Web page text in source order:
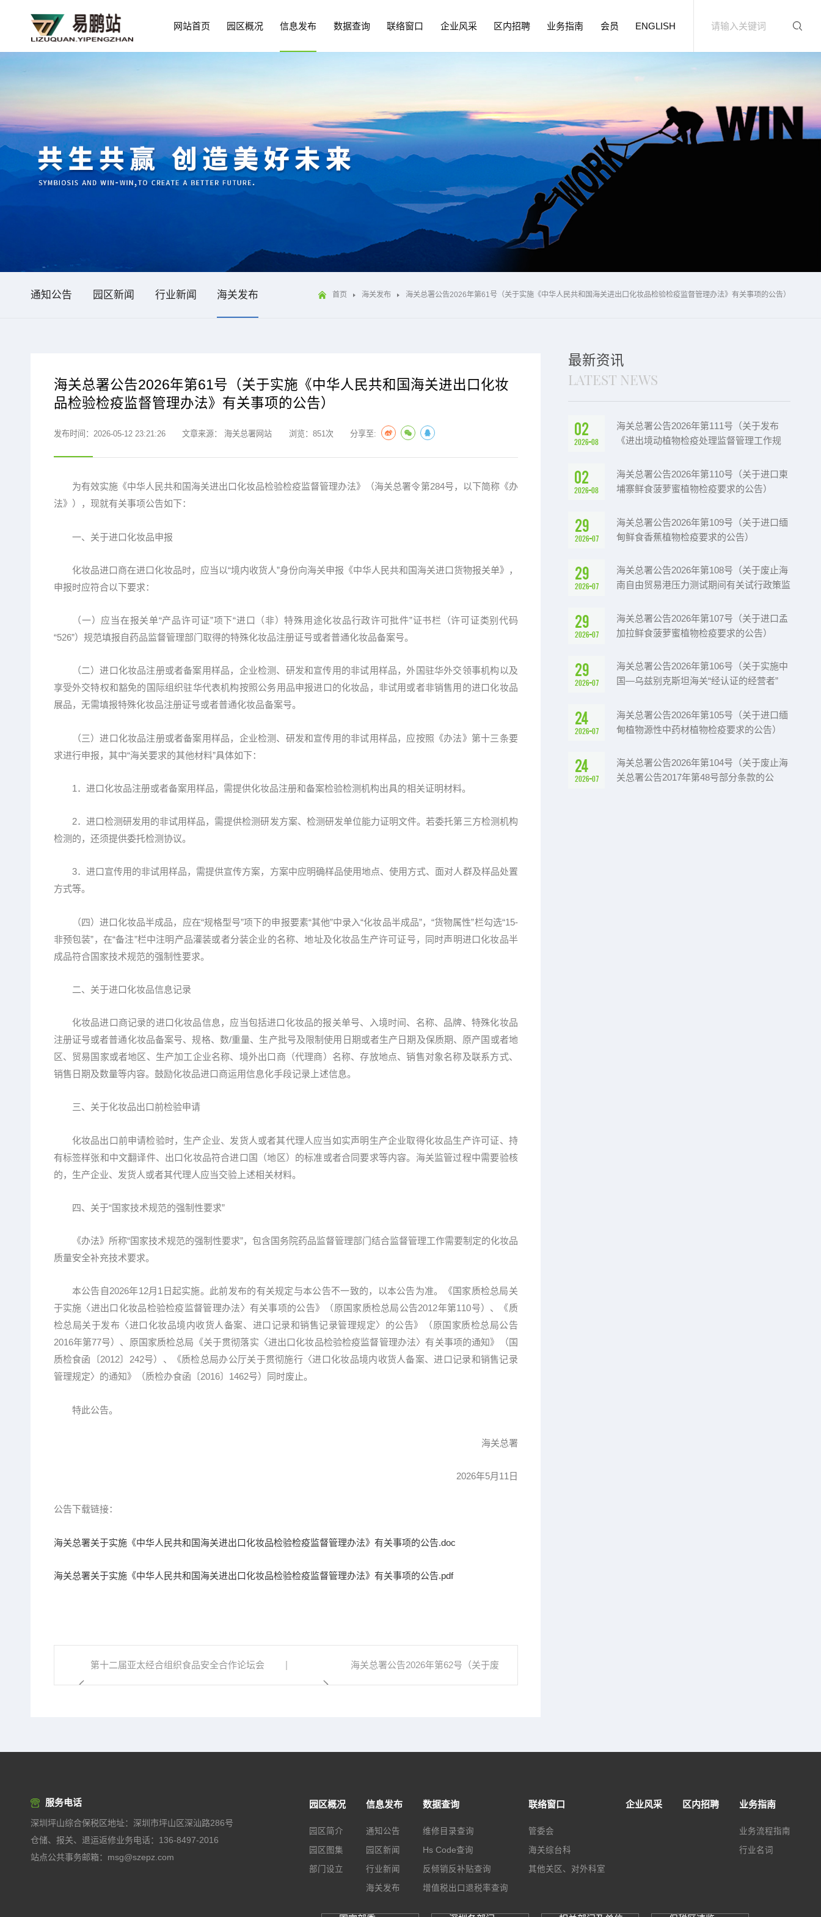
网站首页 园区概况 信息发布 数据查询 联络窗口 企业风采 区内招聘 业务指南 会员 ENGLISH
通知公告 园区新闻 行业新闻 海关发布 首页 海关发布 海关总署公告2026年第61号（关于实施《中华人民共和国海关进出口化妆品检验检疫监督管理办法》有关事项的公告）
海关总署公告2026年第61号（关于实施《中华人民共和国海关进出口化妆
品检验检疫监督管理办法》有关事项的公告）
发布时间：2026-05-12 23:21:26 文章来源： 海关总署网站 浏览：851次 分享至:
为有效实施《中华人民共和国海关进出口化妆品检验检疫监督管理办法》（海关总署令第284号，以下简称《办
法》），现就有关事项公告如下：
一、关于进口化妆品申报
化妆品进口商在进口化妆品时，应当以“境内收货人”身份向海关申报《中华人民共和国海关进口货物报关单》，
申报时应符合以下要求：
（一）应当在报关单“产品许可证”项下“进口（非）特殊用途化妆品行政许可批件”证书栏（许可证类别代码
“526”）规范填报自药品监督管理部门取得的特殊化妆品注册证号或者普通化妆品备案号。
（二）进口化妆品注册或者备案用样品，企业检测、研发和宣传用的非试用样品，外国驻华外交领事机构以及
享受外交特权和豁免的国际组织驻华代表机构按照公务用品申报进口的化妆品，非试用或者非销售用的进口化妆品
展品，无需填报特殊化妆品注册证号或者普通化妆品备案号。
（三）进口化妆品注册或者备案用样品，企业检测、研发和宣传用的非试用样品，应按照《办法》第十三条要
求进行申报，其中“海关要求的其他材料”具体如下：
1．进口化妆品注册或者备案用样品，需提供化妆品注册和备案检验检测机构出具的相关证明材料。
2．进口检测研发用的非试用样品，需提供检测研发方案、检测研发单位能力证明文件。若委托第三方检测机构
检测的，还须提供委托检测协议。
3．进口宣传用的非试用样品，需提供宣传方案，方案中应明确样品使用地点、使用方式、面对人群及样品处置
方式等。
（四）进口化妆品半成品，应在“规格型号”项下的申报要素“其他”中录入“化妆品半成品”，“货物属性”栏勾选“15-
非预包装”，在“备注”栏中注明产品灌装或者分装企业的名称、地址及化妆品生产许可证号，同时声明进口化妆品半
成品符合国家技术规范的强制性要求。
二、关于进口化妆品信息记录
化妆品进口商记录的进口化妆品信息，应当包括进口化妆品的报关单号、入境时间、名称、品牌、特殊化妆品
注册证号或者普通化妆品备案号、规格、数/重量、生产批号及限制使用日期或者生产日期及保质期、原产国或者地
区、贸易国家或者地区、生产加工企业名称、境外出口商（代理商）名称、存放地点、销售对象名称及联系方式、
销售日期及数量等内容。鼓励化妆品进口商运用信息化手段记录上述信息。
三、关于化妆品出口前检验申请
化妆品出口前申请检验时，生产企业、发货人或者其代理人应当如实声明生产企业取得化妆品生产许可证、持
有标签样张和中文翻译件、出口化妆品符合进口国（地区）的标准或者合同要求等内容。海关监管过程中需要验核
的，生产企业、发货人或者其代理人应当交验上述相关材料。
四、关于“国家技术规范的强制性要求”
《办法》所称“国家技术规范的强制性要求”，包含国务院药品监督管理部门结合监督管理工作需要制定的化妆品
质量安全补充技术要求。
本公告自2026年12月1日起实施。此前发布的有关规定与本公告不一致的，以本公告为准。《国家质检总局关
于实施〈进出口化妆品检验检疫监督管理办法〉有关事项的公告》（原国家质检总局公告2012年第110号）、《质
检总局关于发布〈进口化妆品境内收货人备案、进口记录和销售记录管理规定〉的公告》（原国家质检总局公告
2016年第77号）、原国家质检总局《关于贯彻落实〈进出口化妆品检验检疫监督管理办法〉有关事项的通知》（国
质检食函〔2012〕242号）、《质检总局办公厅关于贯彻施行〈进口化妆品境内收货人备案、进口记录和销售记录
管理规定〉的通知》（质检办食函〔2016〕1462号）同时废止。
特此公告。
海关总署
2026年5月11日
公告下载链接：
海关总署关于实施《中华人民共和国海关进出口化妆品检验检疫监督管理办法》有关事项的公告.doc
海关总署关于实施《中华人民共和国海关进出口化妆品检验检疫监督管理办法》有关事项的公告.pdf
第十二届亚太经合组织食品安全合作论坛会 海关总署公告2026年第62号（关于废
最新资讯
LATEST NEWS
02
2026-08
海关总署公告2026年第111号（关于发布
《进出境动植物检疫处理监督管理工作规
的公告）
02
2026-08
海关总署公告2026年第110号（关于进口柬
埔寨鲜食菠萝蜜植物检疫要求的公告）
29
2026-07
海关总署公告2026年第109号（关于进口缅
甸鲜食香蕉植物检疫要求的公告）
29
2026-07
海关总署公告2026年第108号（关于废止海
南自由贸易港压力测试期间有关试行政策监
29
2026-07
海关总署公告2026年第107号（关于进口孟
加拉鲜食菠萝蜜植物检疫要求的公告）
29
2026-07
海关总署公告2026年第106号（关于实施中
国—乌兹别克斯坦海关“经认证的经营者”
24
2026-07
海关总署公告2026年第105号（关于进口缅
甸植物源性中药材植物检疫要求的公告）
24
2026-07
海关总署公告2026年第104号（关于废止海
关总署公告2017年第48号部分条款的公
服务电话
深圳坪山综合保税区地址：深圳市坪山区深汕路286号
仓储、报关、退运返修业务电话：136-8497-2016
站点公共事务邮箱：msg@szepz.com
园区概况
园区简介
园区图集
部门设立
信息发布
通知公告
园区新闻
行业新闻
海关发布
数据查询
维修目录查询
Hs Code查询
反倾销反补贴查询
增值税出口退税率查询
联络窗口
管委会
海关综台科
其他关区、对外科室
企业风采 区内招聘 业务指南
业务流程指南
行业名词